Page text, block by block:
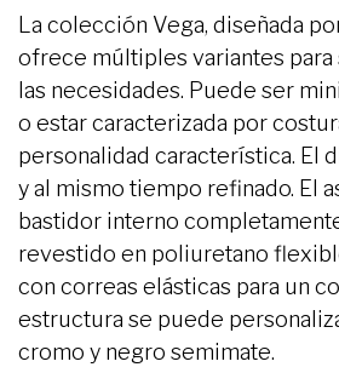
La colección Vega, diseñada
ofrece múltiples variantes para
las necesidades. Puede ser
o estar caracterizada por
personalidad característica. El
y al mismo tiempo refinado. El
bastidor interno
revestido en poliuretano
con correas elásticas para un
estructura se puede
cromo y negro semimate.